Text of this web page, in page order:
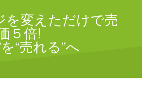
を変えただけで売
５倍!
“売れる”へ